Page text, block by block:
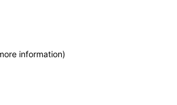
information)